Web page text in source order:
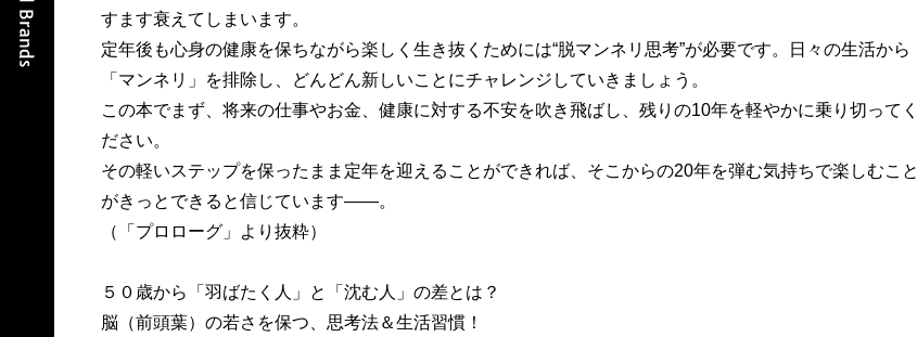
すます衰えてしまいます。
定年後も心身の健康を保ちながら楽しく生き抜くためには“脱マンネリ思考”が必要です。日々の生活から
「マンネリ」を排除し、どんどん新しいことにチャレンジしていきましょう。
この本でまず、将来の仕事やお金、健康に対する不安を吹き飛ばし、残りの10年を軽やかに乗り切ってく
ださい。
その軽いステップを保ったまま定年を迎えることができれば、そこからの20年を弾む気持ちで楽しむこと
がきっとできると信じています――。
（「プロローグ」より抜粋）
５０歳から「羽ばたく人」と「沈む人」の差とは？
脳（前頭葉）の若さを保つ、思考法＆生活習慣！